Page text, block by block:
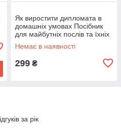
Як виростити дипломата в
домашніх умовах Посібник
для майбутніх послів та їхніх
батьків
Немає в наявності
299 ₴
за рік